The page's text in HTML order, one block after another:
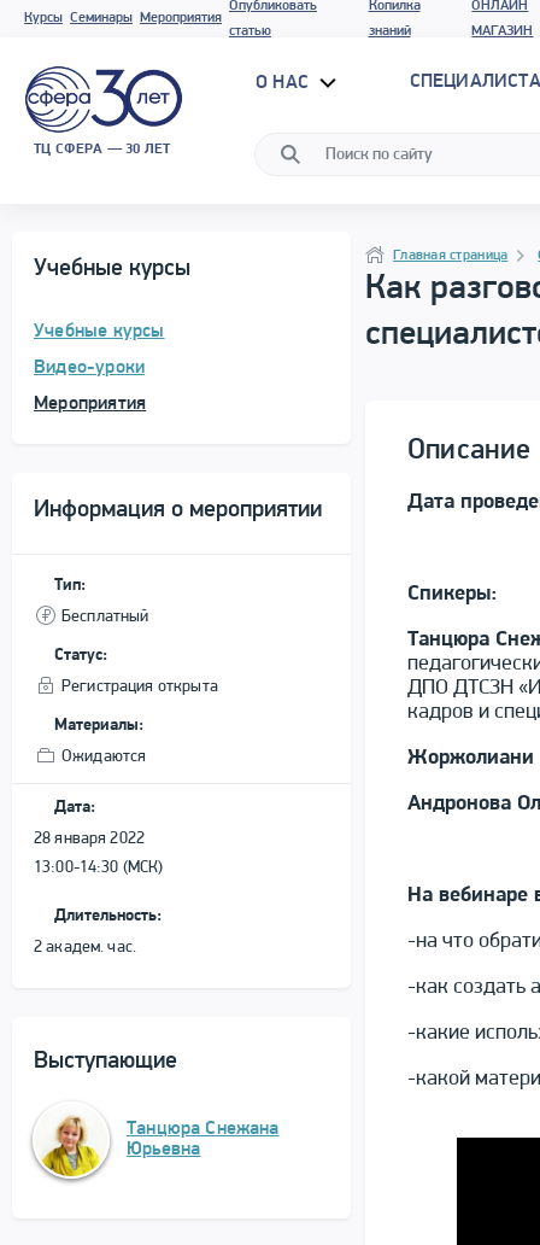
Курсы Семинары Мероприятия
Опубликовать
статью
Копилка
знаний
ОНЛАЙН
МАГАЗИН
ТЦ СФЕРА — 30 ЛЕТ
О НАС
Учебные курсы
Учебные курсы
Видео-уроки
Мероприятия
Информация о мероприятии
Тип:
Бесплатный
Статус:
Регистрация открыта
Материалы:
Ожидаются
Дата:
28 января 2022
13:00-14:30 (МСК)
Длительность:
2 академ. час.
Выступающие
Танцюра Снежана
Юрьевна
НавигацияГлавная страница
Как
Описание
Дата
Спикеры:
Танцюра
ДПО ДТСЗН
кадров и
Жоржолиани
Андронова
На вебинаре
-на что
-как создать
-какие
-какой